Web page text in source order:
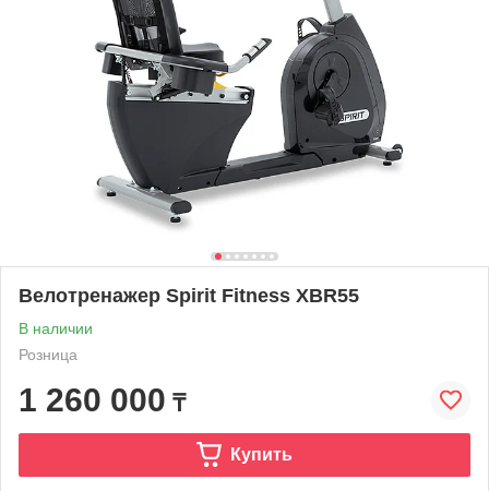
Велотренажер Spirit Fitness XBR55
В наличии
Розница
1 260 000 ₸
Купить